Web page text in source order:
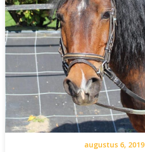
augustus 6, 2019